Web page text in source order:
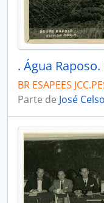
BR ESAPEES
Parte de José